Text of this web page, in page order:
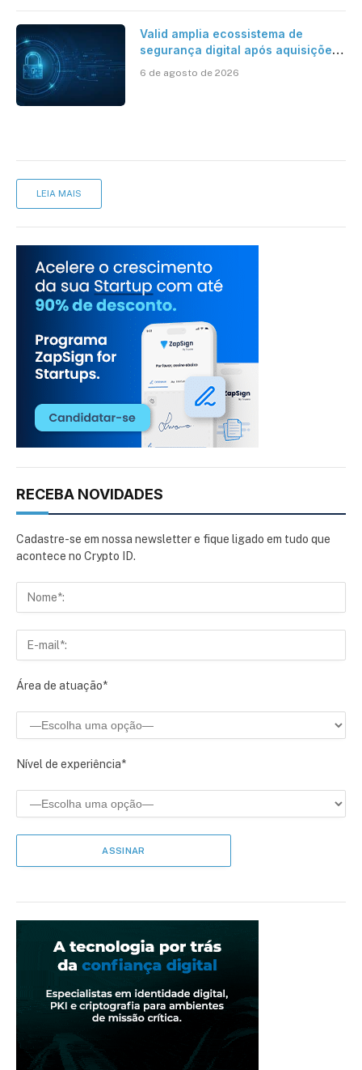
Valid amplia ecossistema de
segurança digital após aquisições
6 de agosto de 2026
LEIA MAIS
RECEBA NOVIDADES
Cadastre-se em nossa newsletter e fique ligado em tudo que
acontece no Crypto ID.
Área de atuação*
Nível de experiência*